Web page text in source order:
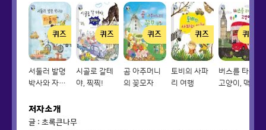
퀴즈
서둘러 발명
박사와 자동
퀴즈
시골로 갈테
야, 찍찍!
퀴즈
곰 아주머니
의 꽃모자
퀴즈
토비의 사파
리 여행
퀴즈
버스를 타는
고양이, 맥
저자소개
글 : 초록큰나무